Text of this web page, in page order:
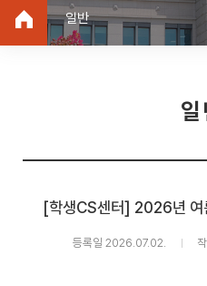
일반
[학생CS센터] 2026년 여
등록일 2026.07.02.